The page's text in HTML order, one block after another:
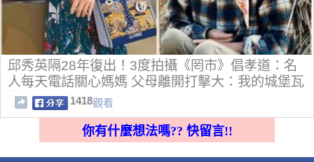
邱秀英隔28年復出！3度拍攝《罔市》倡孝道：名
人每天電話關心媽媽 父母離開打擊大：我的城堡瓦
解
1418觀看
你有什麼想法嗎?? 快留言!!